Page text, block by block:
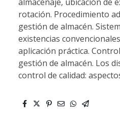
rotación. Procedimiento
gestión de almacén.
existencias
aplicación práctica.
gestión de almacén. Los
control de calidad: